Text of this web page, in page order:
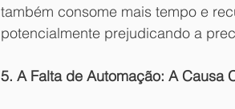
também consome mais tempo e
potencialmente prejudicando a
5. A Falta de Automação: A Causa